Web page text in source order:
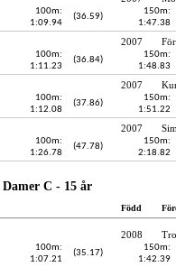
100m:
1:09.94
(36.59)
150m:
1:47.38
2007
100m:
1:11.23
(36.84)
150m:
1:48.83
2007
100m:
1:12.08
(37.86)
150m:
1:51.22
2007
100m:
1:26.78
(47.78)
150m:
2:18.82
C - 15 år
Född
2008
100m:
1:07.21
(35.17)
150m:
1:42.39